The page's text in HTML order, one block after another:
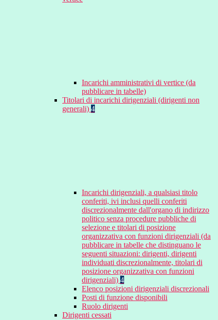
Incarichi amministrativi di vertice (da
pubblicare in tabelle)
Titolari di incarichi dirigenziali (dirigenti non
generali) 4
Incarichi dirigenziali, a qualsiasi titolo
conferiti, ivi inclusi quelli conferiti
discrezionalmente dall'organo di indirizzo
politico senza procedure pubbliche di
selezione e titolari di posizione
organizzativa con funzioni dirigenziali (da
pubblicare in tabelle che distinguano le
seguenti situazioni: dirigenti, dirigenti
individuati discrezionalmente, titolari di
posizione organizzativa con funzioni
dirigenziali) 4
Elenco posizioni dirigenziali discrezionali
Posti di funzione disponibili
Ruolo dirigenti
Dirigenti cessati